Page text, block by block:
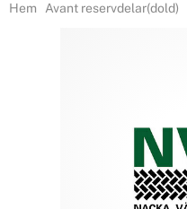
Hem Avant reservdelar(dold)